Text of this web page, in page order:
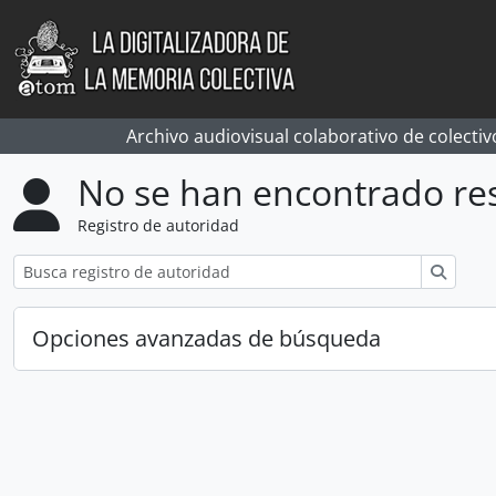
Skip to main content
Archivo audiovisual colaborativo de
No se han encontrado
Registro de autoridad
Opciones avanzadas de búsqueda